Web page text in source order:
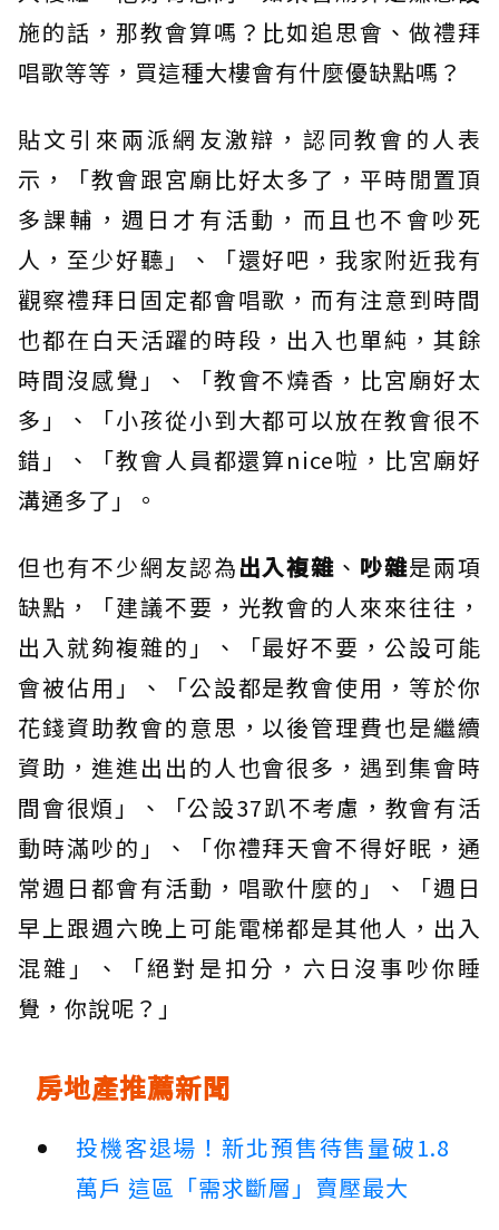
施的話，那教會算嗎？比如追思會、做禮拜
唱歌等等，買這種大樓會有什麼優缺點嗎？
貼文引來兩派網友激辯，認同教會的人表
示，「教會跟宮廟比好太多了，平時閒置頂
多課輔，週日才有活動，而且也不會吵死
人，至少好聽」、「還好吧，我家附近我有
觀察禮拜日固定都會唱歌，而有注意到時間
也都在白天活躍的時段，出入也單純，其餘
時間沒感覺」、「教會不燒香，比宮廟好太
多」、「小孩從小到大都可以放在教會很不
錯」、「教會人員都還算nice啦，比宮廟好
溝通多了」。
但也有不少網友認為出入複雜 、 吵雜是兩項
缺點，「建議不要，光教會的人來來往往，
出入就夠複雜的」、「最好不要，公設可能
會被佔用」、「公設都是教會使用，等於你
花錢資助教會的意思，以後管理費也是繼續
資助，進進出出的人也會很多，遇到集會時
間會很煩」、「公設37趴不考慮，教會有活
動時滿吵的」、「你禮拜天會不得好眠，通
常週日都會有活動，唱歌什麼的」、「週日
早上跟週六晚上可能電梯都是其他人，出入
混雜」、「絕對是扣分，六日沒事吵你睡
覺，你說呢？」
房地產推薦新聞
投機客退場！新北預售待售量破1.8
萬戶 這區「需求斷層」賣壓最大